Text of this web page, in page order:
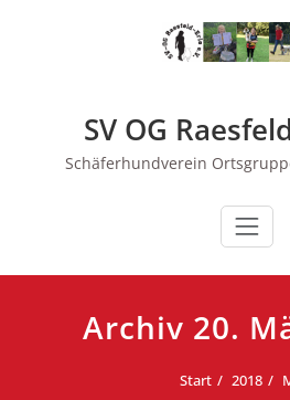
SV OG
Schäferhundverein
Archiv 20.
Start 2018